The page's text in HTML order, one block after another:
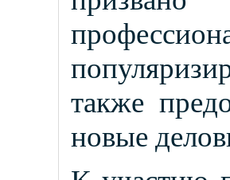
также
новые